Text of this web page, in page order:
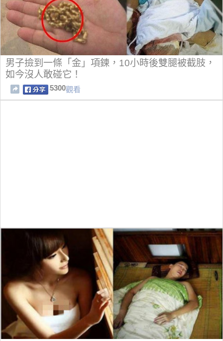
男子撿到一條「金」項鍊，10小時後雙腿被截肢，
如今沒人敢碰它！
5300觀看